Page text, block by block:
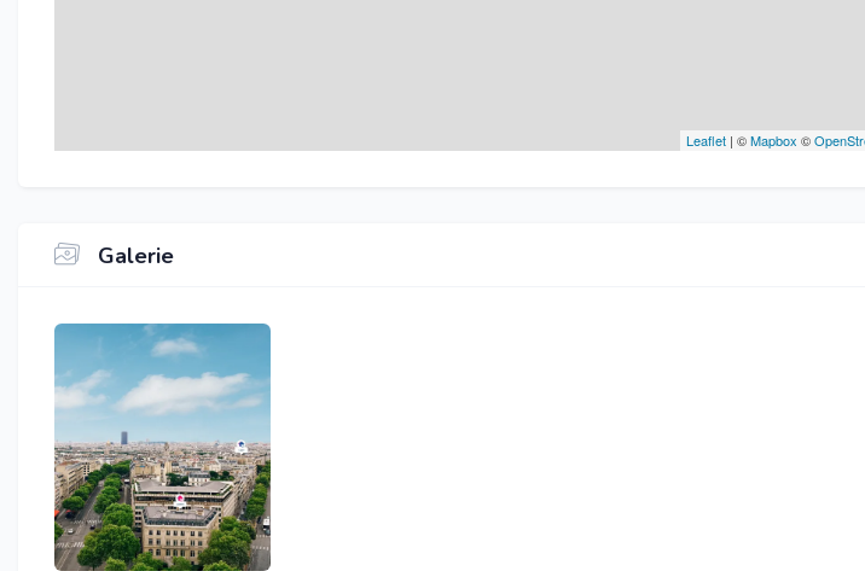
Leaflet | ©Mapbox ©
Galerie